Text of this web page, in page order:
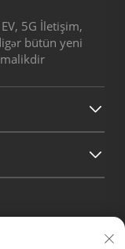
5G İletişim,
bütün yeni
Area of chengdu